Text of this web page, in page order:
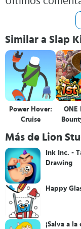
Similar a Slap
Power Hover:
Cruise
ONE
Más de Lion
Ink Inc. -
Drawing
Happy
¡Salva a la